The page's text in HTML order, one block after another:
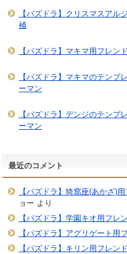
【パズドラ】クリスマスアル
補
【パズドラ】マキマ用フレン
【パズドラ】マキマのテンプ
ーマン
【パズドラ】デンジのテンプ
ーマン
最近のコメント
【パズドラ】猗窩座(あかざ)
ョー より
【パズドラ】学園キオ用フレ
【パズドラ】アグリゲート用
【パズドラ】キリン用フレン